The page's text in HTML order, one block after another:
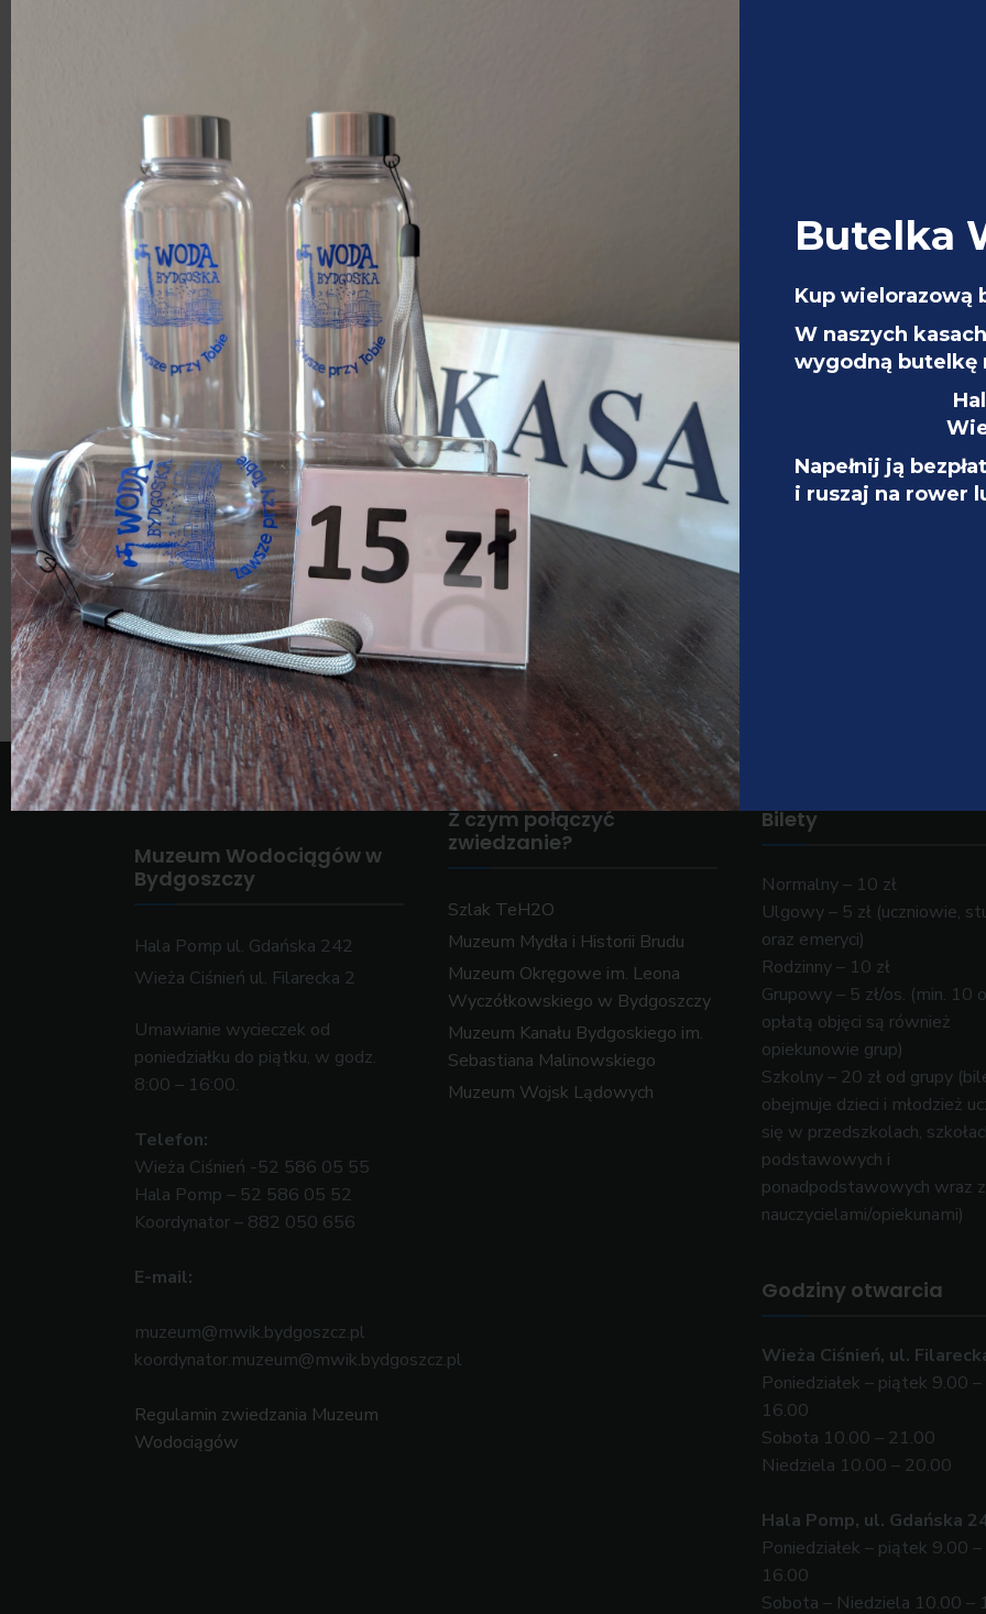
Muzeum Wodociągów w
Bydgoszczy
Hala Pomp ul. Gdańska 242
Wieża Ciśnień ul. Filarecka 2
Umawianie wycieczek od
poniedziałku do piątku, w godz.
8:00 – 16:00.
Telefon:
Wieża Ciśnień -52 586 05 55
Hala Pomp – 52 586 05 52
Koordynator – 882 050 656
E-mail:
muzeum@mwik.bydgoszcz.pl
koordynator.muzeum@mwik.bydgoszcz.pl
Regulamin zwiedzania Muzeum
Wodociągów
Z czym połączyć
zwiedzanie?
Szlak TeH2O
Muzeum Mydła i Historii Brudu
Muzeum Okręgowe im. Leona
Wyczółkowskiego w Bydgoszczy
Muzeum Kanału Bydgoskiego im.
Sebastiana Malinowskiego
Muzeum Wojsk Lądowych
Bilety
Normalny – 10 zł
Ulgowy – 5 zł (uczniowie,
oraz emeryci)
Rodzinny – 10 zł
Grupowy – 5 zł/os. (min. 10
opłatą objęci są również
opiekunowie grup)
Szkolny – 20 zł od grupy
obejmuje dzieci i młodzież
się w przedszkolach,
podstawowych i
ponadpodstawowych wraz z
nauczycielami/opiekunami)
Godziny otwarcia
Wieża Ciśnień, ul.
Poniedziałek – piątek 9.00 –
16.00
Sobota 10.00 – 21.00
Niedziela 10.00 – 20.00
Hala Pomp, ul. Gdańska
Poniedziałek – piątek 9.00 –
16.00
Sobota – Niedziela 10.00 –
Butelka
Kup wielorazową
W naszych
wygodną butelkę
Napełnij ją
i ruszaj na rower